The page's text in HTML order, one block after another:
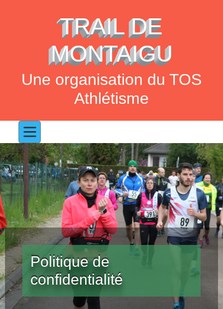
TRAIL DE
MONTAIGU
Une organisation du TOS
Athlétisme
Politique de
confidentialité